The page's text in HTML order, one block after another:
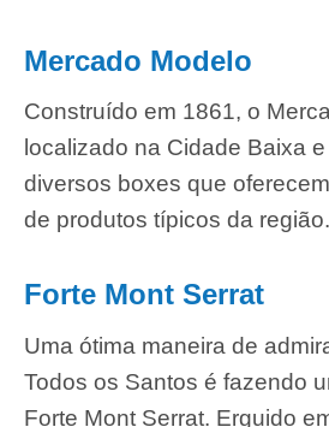
Mercado Modelo
Construído em 1861, o
localizado na Cidade Baixa
diversos boxes que
de produtos típicos da região.
Forte Mont Serrat
Uma ótima maneira de
Todos os Santos é fazendo
Forte Mont Serrat. Erguido